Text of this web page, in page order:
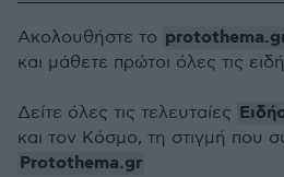
Ακολουθήστε το
και μάθετε πρώτοι όλες τις
Δείτε όλες τις τελευταίες
και τον Κόσμο, τη στιγμή που
Protothema.gr